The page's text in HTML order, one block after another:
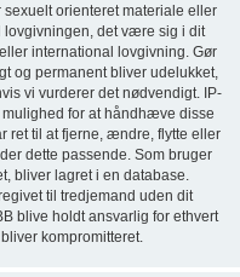
orienteret materiale eller
lovgivningen, det være sig i dit
international lovgivning. Gør
og permanent bliver udelukket,
vi vurderer det nødvendigt. IP-
for at håndhæve disse
ret til at fjerne, ændre, flytte eller
dette passende. Som bruger
bliver lagret i en database.
til tredjemand uden dit
blive holdt ansvarlig for ethvert
kompromitteret.